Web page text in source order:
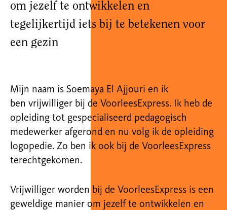
om jezelf te ontwikkelen en
tegelijkertijd iets bij te betekenen voor
een gezin
Mijn naam is Soemaya El Ajjouri en ik
ben vrijwilliger bij de VoorleesExpress. Ik heb de
opleiding tot gespecialiseerd pedagogisch
medewerker afgerond en nu volg ik de opleiding
logopedie. Zo ben ik ook bij de VoorleesExpress
terechtgekomen.
Vrijwilliger worden bij de VoorleesExpress is een
geweldige manier om jezelf te ontwikkelen en